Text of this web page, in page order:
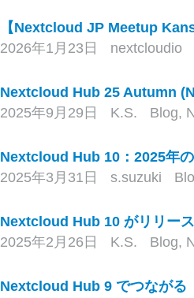
【Nextcloud JP Meetup
2026年1月23日
nextcloudio
Nextcloud Hub 25 Autumn
2025年9月29日
K.S. Blog,
Nextcloud Hub 10：2025年
2025年3月31日
s.suzuki
Nextcloud Hub 10 がリリー
2025年2月26日
K.S. Blog,
Nextcloud Hub 9 でつなが